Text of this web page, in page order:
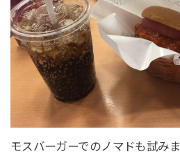
モスバーガーでのノマドも試み